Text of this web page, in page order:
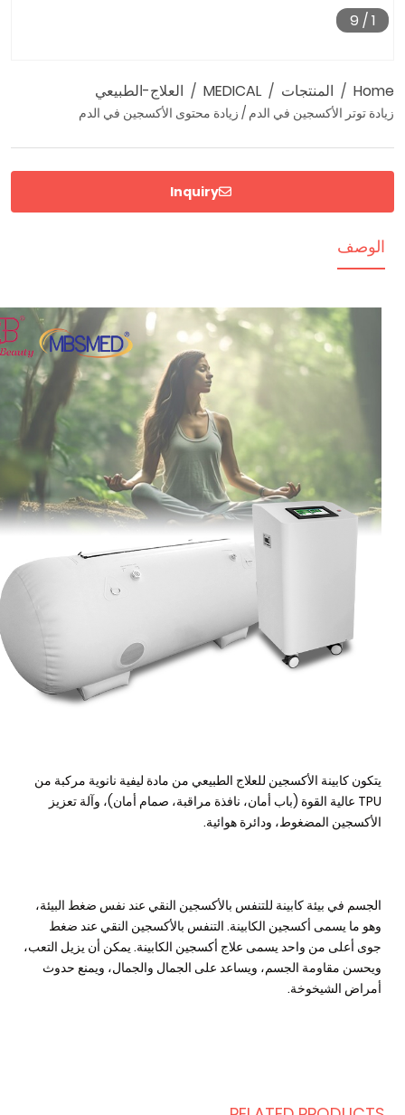
المنتجات MEDICAL العلاج-الطبيعي
توتر الأكسجين في الدم / زيادة محتوى الأكسجين في الدم
Inquiry
/
يتكون كابينة الأكسجين للعلاج الطبيعي من مادة ليفية نانوية مركبة من
TPU عالية القوة (باب أمان، نافذة مراقبة، صمام أمان)، وآلة تعزيز
المضغوط، ودائرة هوائية.
الجسم في بيئة كابينة للتنفس بالأكسجين النقي عند نفس ضغط البيئة،
وهو ما يسمى أكسجين الكابينة. التنفس بالأكسجين النقي عند ضغط
جوى أعلى من واحد يسمى علاج أكسجين الكابينة. يمكن أن يزيل التعب،
ويحسن مقاومة الجسم، ويساعد على الجمال والجمال، ويمنع حدوث
الشيخوخة.